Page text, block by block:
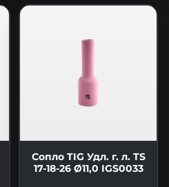
Сопло TIG Удл. г. л. TS
17-18-26 Ø11,0 IGS0033